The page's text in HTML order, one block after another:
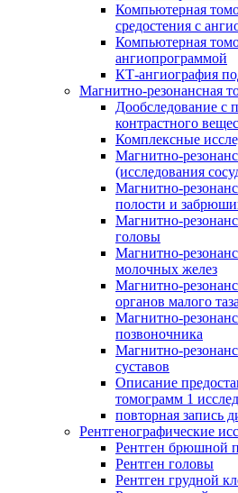
Компьютерная
средостения с
Компьютерная
ангиопрограммой
КТ-ангиография
Магнитно-резонансная
Дообследование с
контрастного
Комплексные
Магнитно-
(исследования
Магнитно-
полости и
Магнитно-
головы
Магнитно-
молочных желез
Магнитно-
органов малого таза
Магнитно-
позвоночника
Магнитно-
суставов
Описание
томограмм 1
повторная запись
Рентгенографические
Рентген брюшной
Рентген головы
Рентген грудной